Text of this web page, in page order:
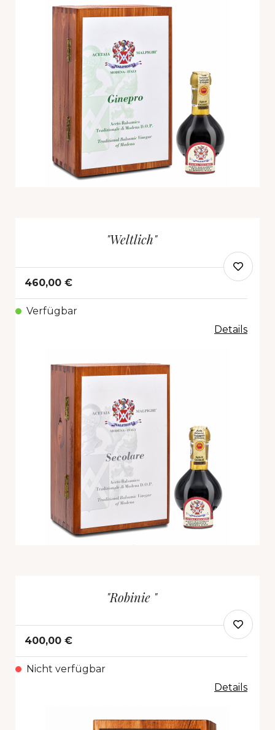
"Weltlich"
460,00 €
Verfügbar
Details
"Robinie "
400,00 €
Nicht verfügbar
Details